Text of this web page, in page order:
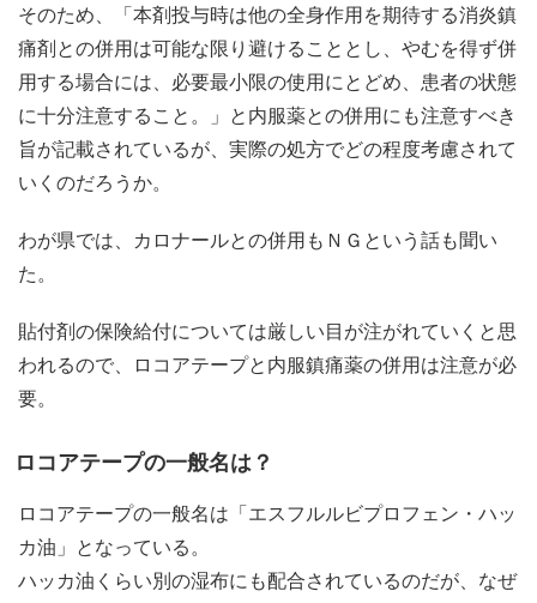
そのため、「本剤投与時は他の全身作用を期待する消炎鎮
痛剤との併用は可能な限り避けることとし、やむを得ず併
用する場合には、必要最小限の使用にとどめ、患者の状態
に十分注意すること。」と内服薬との併用にも注意すべき
旨が記載されているが、実際の処方でどの程度考慮されて
いくのだろうか。
わが県では、カロナールとの併用もＮＧという話も聞い
た。
貼付剤の保険給付については厳しい目が注がれていくと思
われるので、ロコアテープと内服鎮痛薬の併用は注意が必
要。
ロコアテープの一般名は？
ロコアテープの一般名は「エスフルルビプロフェン・ハッ
カ油」となっている。
ハッカ油くらい別の湿布にも配合されているのだが、なぜ